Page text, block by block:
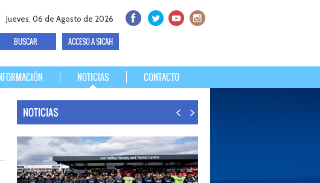
Jueves, 06 de Agosto de 2026
ACCESO A SICAH
NOTICIAS CONTACTO
NOTICIAS